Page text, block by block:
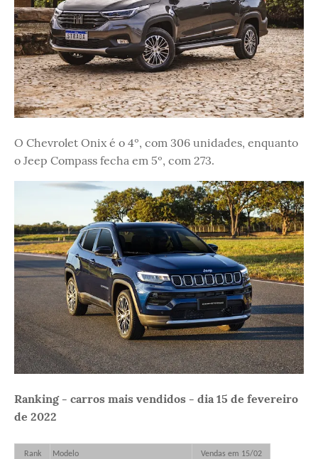
O Chevrolet Onix é o 4º, com 306 unidades, enquanto
o Jeep Compass fecha em 5º, com 273.
Ranking - carros mais vendidos - dia 15 de fevereiro
de 2022
Rank Modelo Vendas em 15/02